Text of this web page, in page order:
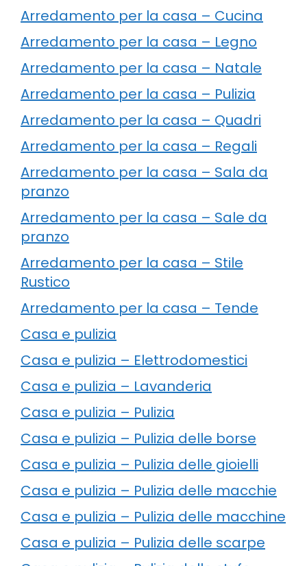
Arredamento per la casa – Cucina
Arredamento per la casa – Legno
Arredamento per la casa – Natale
Arredamento per la casa – Pulizia
Arredamento per la casa – Quadri
Arredamento per la casa – Regali
Arredamento per la casa – Sala da
pranzo
Arredamento per la casa – Sale da
pranzo
Arredamento per la casa – Stile
Rustico
Arredamento per la casa – Tende
Casa e pulizia
Casa e pulizia – Elettrodomestici
Casa e pulizia – Lavanderia
Casa e pulizia – Pulizia
Casa e pulizia – Pulizia delle borse
Casa e pulizia – Pulizia delle gioielli
Casa e pulizia – Pulizia delle macchie
Casa e pulizia – Pulizia delle macchine
Casa e pulizia – Pulizia delle scarpe